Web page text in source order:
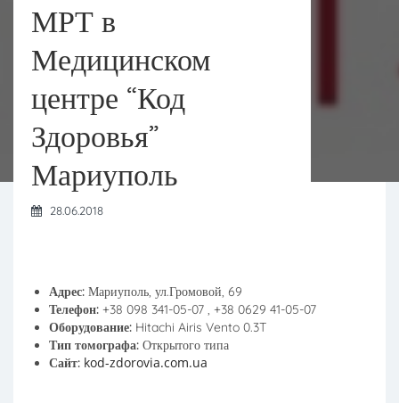
МРТ в
Медицинском
центре “Код
Здоровья”
Мариуполь
28.06.2018
Адрес: Мариуполь, ул.Громовой, 69
Телефон: +38 098 341-05-07 , +38 0629 41-05-07
Оборудование: Hitachi Airis Vento 0.3T
Тип томографа: Открытого типа
Сайт: kod-zdorovia.com.ua